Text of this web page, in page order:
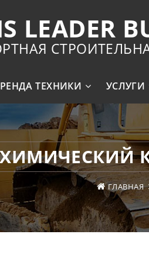
LEADER
ТЕХНИКИ УСЛУГИ
ГЛАВНАЯ